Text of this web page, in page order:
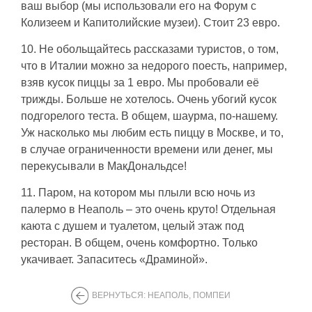
ваш выбор (мы использовали его на Форум с
Колизеем и Капитолийские музеи). Стоит 23 евро.
10. Не обольщайтесь рассказами туристов, о том,
что в Италии можно за недорого поесть, например,
взяв кусок пиццы за 1 евро. Мы пробовали её
трижды. Больше не хотелось. Очень убогий кусок
подгорелого теста. В общем, шаурма, по-нашему.
Уж насколько мы любим есть пиццу в Москве, и то,
в случае ограниченности времени или денег, мы
перекусывали в МакДональдсе!
11. Паром, на котором мы плыли всю ночь из
палермо в Неаполь – это очень круто! Отдельная
каюта с душем и туалетом, целый этаж под
ресторан. В общем, очень комфортно. Только
укачивает. Запаситесь «Драминой».
ВЕРНУТЬСЯ: НЕАПОЛЬ, ПОМПЕИ